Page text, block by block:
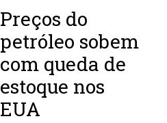
Preços do
petróleo sobem
com queda de
estoque nos
EUA